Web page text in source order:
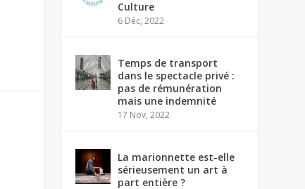
Culture
6 Déc, 2022
Temps de transport
dans le spectacle privé :
pas de rémunération
mais une indemnité
17 Nov, 2022
La marionnette est-elle
sérieusement un art à
part entière ?